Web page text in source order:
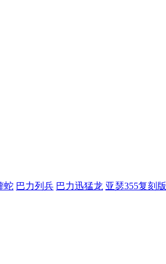
蛇 巴力列兵 巴力迅猛龙 亚瑟355复刻版